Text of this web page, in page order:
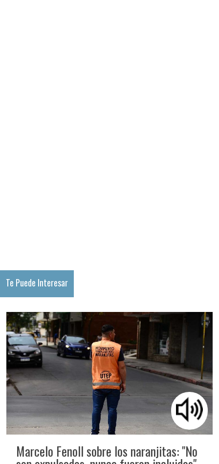
Te Puede Interesar
Marcelo Fenoll sobre los naranjitas: "No